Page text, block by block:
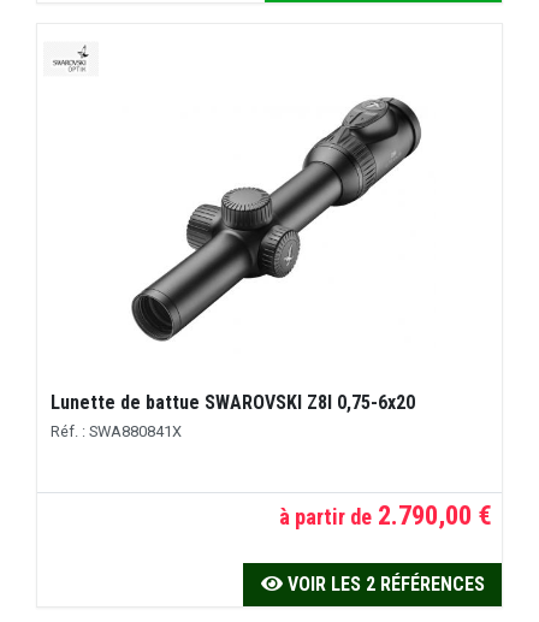
Lunette de battue SWAROVSKI Z8I 0,75-6x20
Réf. : SWA880841X
à partir de 2.790,00 €
VOIR LES 2 RÉFÉRENCES